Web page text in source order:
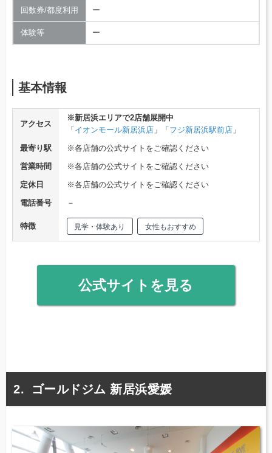
回数券/都度利用 ー
体験等 ー
基本情報
アクセス
※新居浜エリアで2店舗展開中
「 イオンモール新居浜店」「 フジ新居浜駅前店」
最寄り駅
※各店舗の公式サイトをご確認ください
営業時間
※各店舗の公式サイトをご確認ください
定休日
※各店舗の公式サイトをご確認ください
電話番号
－
特徴 見学・体験あり 女性もおすすめ
公式サイトを見る
ゴールドジム 新居浜愛媛